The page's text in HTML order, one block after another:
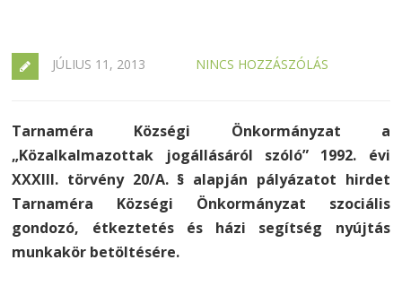
JÚLIUS 11, 2013 NINCS HOZZÁSZÓLÁS
Tarnaméra Községi Önkormányzat a
„Közalkalmazottak jogállásáról szóló” 1992. évi
XXXIII. törvény 20/A. § alapján pályázatot hirdet
Tarnaméra Községi Önkormányzat szociális
gondozó, étkeztetés és házi segítség nyújtás
munkakör betöltésére.